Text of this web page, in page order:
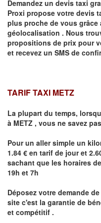
Demandez un devis taxi
Proxi propose votre devis
plus proche de vous
géolocalisation . Nous
propositions de prix pour
et recevez un SMS de
TARIF TAXI METZ
La plupart du temps,
à METZ , vous ne savez
Pour un aller simple un
1.84 € en tarif de jour et
sachant que les horaires
19h et 7h
Déposez votre demande
site c'est la garantie de
et compétitif .